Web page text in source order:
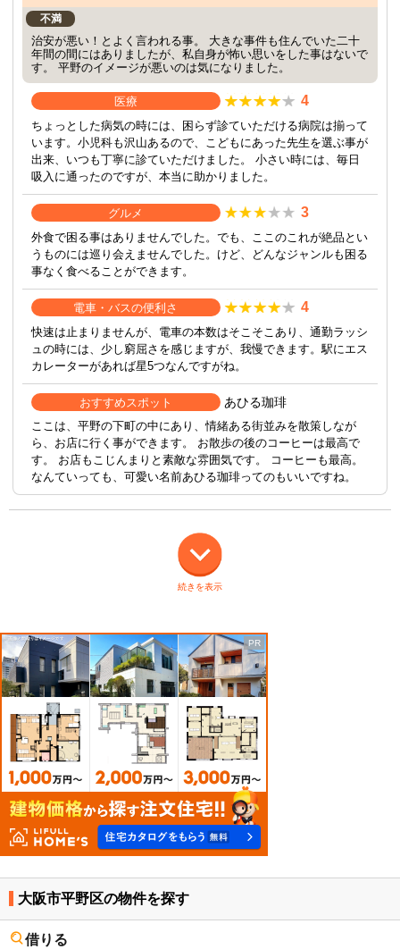
不満
治安が悪い！とよく言われる事。 大きな事件も住んでいた二十
年間の間にはありましたが、私自身が怖い思いをした事はないで
す。 平野のイメージが悪いのは気になりました。
医療 4
ちょっとした病気の時には、困らず診ていただける病院は揃って
います。小児科も沢山あるので、こどもにあった先生を選ぶ事が
出来、いつも丁寧に診ていただけました。 小さい時には、毎日
吸入に通ったのですが、本当に助かりました。
グルメ 3
外食で困る事はありませんでした。でも、ここのこれが絶品とい
うものには巡り会えませんでした。けど、どんなジャンルも困る
事なく食べることができます。
電車・バスの便利さ 4
快速は止まりませんが、電車の本数はそこそこあり、通勤ラッシ
ュの時には、少し窮屈さを感じますが、我慢できます。駅にエス
カレーターがあれば星5つなんですがね。
おすすめスポット あひる珈琲
ここは、平野の下町の中にあり、情緒ある街並みを散策しなが
ら、お店に行く事ができます。 お散歩の後のコーヒーは最高で
す。 お店もこじんまりと素敵な雰囲気です。 コーヒーも最高。
なんていっても、可愛い名前あひる珈琲ってのもいいですね。
続きを表示
大阪市平野区の物件を探す
借りる